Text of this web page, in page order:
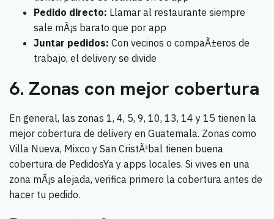
Pedido directo: Llamar al restaurante siempre
sale mÃ¡s barato que por app
Juntar pedidos: Con vecinos o compaÃ±eros de
trabajo, el delivery se divide
6. Zonas con mejor cobertura
En general, las zonas 1, 4, 5, 9, 10, 13, 14 y 15 tienen la
mejor cobertura de delivery en Guatemala. Zonas como
Villa Nueva, Mixco y San CristÃ³bal tienen buena
cobertura de PedidosYa y apps locales. Si vives en una
zona mÃ¡s alejada, verifica primero la cobertura antes de
hacer tu pedido.